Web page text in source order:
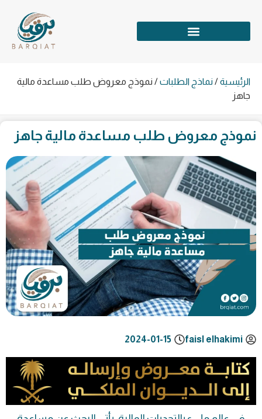
الرئيسية/نماذج الطلبات/ نموذج معروض طلب مساعدة مالية
جاهز
نموذج معروض طلب مساعدة مالية جاهز
faisl elhakimi
2024-01-15